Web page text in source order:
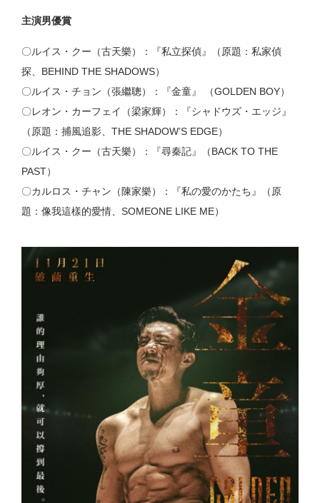
主演男優賞
〇ルイス・クー（古天樂）：『私立探偵』（原題：私家偵
探、BEHIND THE SHADOWS）
〇ルイス・チョン（張繼聰）：『金童』 （GOLDEN BOY）
〇レオン・カーフェイ（梁家輝）：『シャドウズ・エッジ』
（原題：捕風追影、THE SHADOW’S EDGE）
〇ルイス・クー（古天樂）：『尋秦記』（BACK TO THE
PAST）
〇カルロス・チャン（陳家樂）：『私の愛のかたち』（原
題：像我這樣的愛情、SOMEONE LIKE ME）